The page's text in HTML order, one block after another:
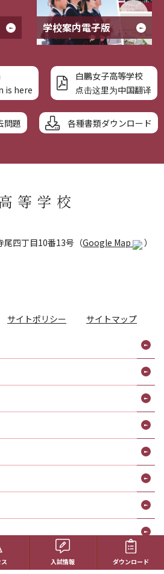
学校案内電子版
is here
白鵬女子高等学校
点击这里为中国翻译
問題 各種書類ダウンロード
尾四丁目10番13号（Google Map
）
サイトポリシー サイトマップ
入試情報 ダウンロード